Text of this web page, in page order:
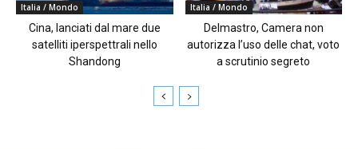
Italia / Mondo
Cina, lanciati dal mare due
satelliti iperspettrali nello
Shandong
Italia / Mondo
Delmastro, Camera non
autorizza l’uso delle chat, voto
a scrutinio segreto